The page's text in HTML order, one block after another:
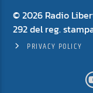
© 2026 Radio
292 del reg.
PRIVACY POLICY